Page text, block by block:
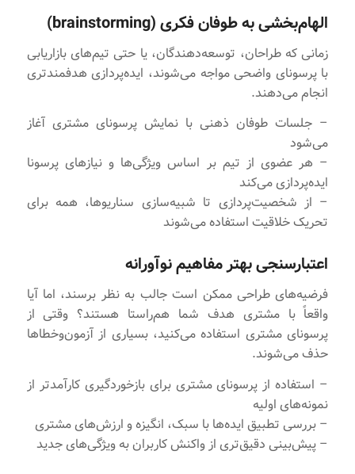
الهام‌بخشی به طوفان فکری (brainstorming)
زمانی که طراحان، توسعه‌دهندگان، یا حتی تیم‌های بازاریابی
با پرسونای واضحی مواجه می‌شوند، ایده‌پردازی هدفمند‌تری
انجام می‌دهند.
– جلسات طوفان ذهنی با نمایش پرسونای مشتری آغاز
می‌شود
– هر عضوی از تیم بر اساس ویژگی‌ها و نیازهای پرسونا
ایده‌پردازی می‌کند
– از شخصیت‌پردازی تا شبیه‌سازی سناریوها، همه برای
تحریک خلاقیت استفاده می‌شوند
اعتبارسنجی بهتر مفاهیم نوآورانه
فرضیه‌های طراحی ممکن است جالب به نظر برسند، اما آیا
واقعاً با مشتری هدف شما هم‌راستا هستند؟ وقتی از
پرسونای مشتری استفاده می‌کنید، بسیاری از آزمون‌وخطاها
حذف می‌شوند.
– استفاده از پرسونای مشتری برای بازخوردگیری کارآمدتر از
نمونه‌های اولیه
– بررسی تطبیق ایده‌ها با سبک، انگیزه و ارزش‌های مشتری
– پیش‌بینی دقیق‌تری از واکنش کاربران به ویژگی‌های جدید